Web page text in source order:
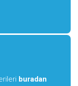
buradan